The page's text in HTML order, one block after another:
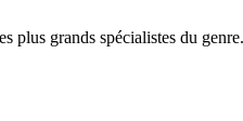
plus grands spécialistes du